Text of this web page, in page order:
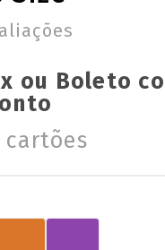
ou Boleto
cartões